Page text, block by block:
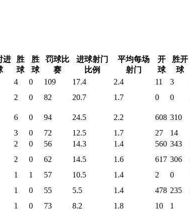
进
胜
球
胜
球
罚球比
赛
进球射门
比例
平均每场
射门
开
球
胜开
球
4 0 109 17.4 2.4 11 3
2 0 82 20.7 1.7 0 0
6 0 94 24.5 2.2 608 310
3 0 72 12.5 1.7 27 14
2 0 56 14.3 1.4 560 343
2 0 62 14.5 1.6 617 306
1 1 57 10.5 1.4 2 0
1 0 55 5.5 1.4 478 235
1 0 73 8.2 1.8 10 1